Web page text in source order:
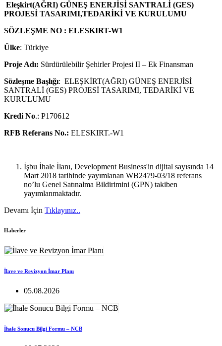
Eleşkirt(AĞRI) GÜNEŞ ENERJİSİ SANTRALİ (GES)
PROJESİ TASARIMI,TEDARİKİ VE KURULUMU
SÖZLEŞME NO : ELESKIRT-W1
Ülke: Türkiye
Proje Adı: Sürdürülebilir Şehirler Projesi II – Ek Finansman
Sözleşme Başlığı: ELEŞKİRT(AĞRI) GÜNEŞ ENERJİSİ
SANTRALİ (GES) PROJESİ TASARIMI, TEDARİKİ VE
KURULUMU
Kredi No.: P170612
RFB Referans No.: ELESKIRT.-W1
İşbu İhale İlanı, Development Business'in dijital sayısında 14
Mart 2018 tarihinde yayımlanan WB2479-03/18 referans
no’lu Genel Satınalma Bildirimini (GPN) takiben
yayımlanmaktadır.
Devamı İçin Tıklayınız..
Haberler
İlave ve Revizyon İmar Planı
05.08.2026
İhale Sonucu Bilgi Formu – NCB